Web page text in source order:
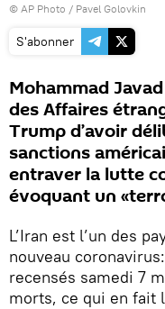
© AP Photo / Pavel Golovkin
S'abonner
Mohammad
des Affaires
Trump d’avoir
sanctions
entraver la lutte
évoquant un
L’Iran est l’un des
nouveau
recensés samedi 7
morts, ce qui en fait